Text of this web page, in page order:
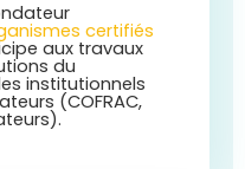
certifiés
aux travaux
du
institutionnels
(COFRAC,